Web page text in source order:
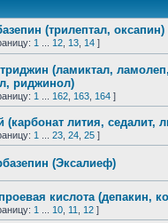
(трилептал, оксапин)
1 12 13 14 ]
(ламиктал,
риджинол)
1 162 163 164 ]
(карбонат лития, седалит,
1 ...23 ,24 ,25 ]
(Эксалиеф)
кислота (депакин,
1 10 11 12 ]